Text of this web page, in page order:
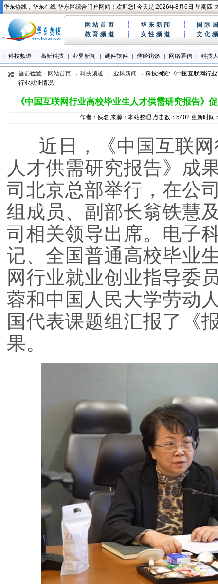
华东热线，华东在线-华东区综合门户网站！欢迎您! 今天是:2026年8月6日 星期四
网站首页 ┊ 华东新闻 ┊
国际
教育频道
┊ 女性频道 ┊ 文化
科技频道 高新科技 业界新闻 硬件软件 儒经访谈 网络通信 科技
当前位置： 网站首页 → 科技频道 → 业界新闻 → 科技浏览:《中国互联网行
行业就业情况
《中国互联网行业高校毕业生人才供需研究报告》
作者：佚名 来源：本站整理 点击数：5402 更新时间
近日，《中国互联网
人才供需研究报告》成
司北京总部举行，在公
组成员、副部长翁铁慧
司相关领导出席。电子
记、全国普通高校毕业
网行业就业创业指导委
蓉和中国人民大学劳动
国代表课题组汇报了《
果。